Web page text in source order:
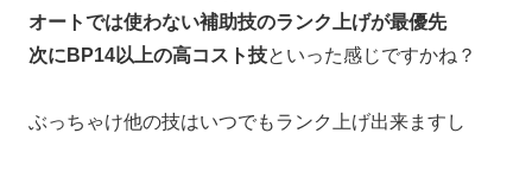
オートでは使わない補助技のランク上げが最優先
次にBP14以上の高コスト技といった感じですかね？
ぶっちゃけ他の技はいつでもランク上げ出来ますし